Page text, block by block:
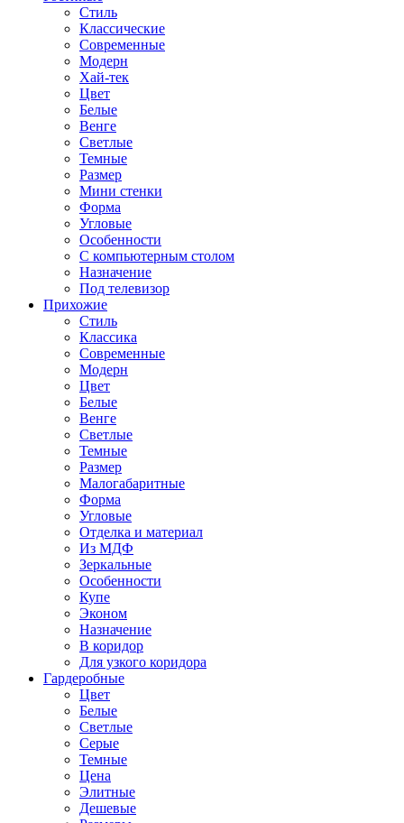
Стиль
Классические
Современные
Модерн
Хай-тек
Цвет
Белые
Венге
Светлые
Темные
Размер
Мини стенки
Форма
Угловые
Особенности
С компьютерным столом
Назначение
Под телевизор
Прихожие
Стиль
Классика
Современные
Модерн
Цвет
Белые
Венге
Светлые
Темные
Размер
Малогабаритные
Форма
Угловые
Отделка и материал
Из МДФ
Зеркальные
Особенности
Купе
Эконом
Назначение
В коридор
Для узкого коридора
Гардеробные
Цвет
Белые
Светлые
Серые
Темные
Цена
Элитные
Дешевые